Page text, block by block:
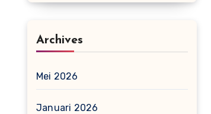
Archives
Mei 2026
Januari 2026